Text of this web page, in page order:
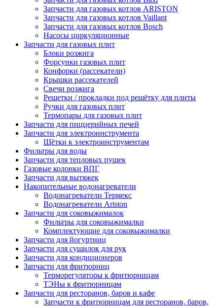
Запчасти для газовых котлов ARISTON
Запчасти для газовых котлов Vaillant
Запчасти для газовых котлов Bosch
Насосы циркуляционные
Запчасти для газовых плит
Блоки розжига
Форсунки газовых плит
Конфорки (рассекатели)
Крышки рассекателей
Свечи розжига
Решетки / прокладки под решётку для плиты
Ручки для газовых плит
Термопары для газовых плит
Запчасти для пиццерийных печей
Запчасти для электроинструмента
Щётки к электроинструментам
Фильтры для воды
Запчасти для тепловых пушек
Газовые колонки ВПГ
Запчасти для вытяжек
Накопительные водонагреватели
Водонагреватели Термекс
Водонагреватели Ariston
Запчасти для соковыжималок
Фильтры для соковыжималки
Комплектующие для соковыжималки
Запчасти для йогуртниц
Запчасти для сушилок для рук
Запчасти для кондиционеров
Запчасти для фритюрниц
Терморегуляторы к фритюрницам
ТЭНы к фритюрницам
Запчасти для ресторанов, баров и кафе
Запчасти к фритюрницам для ресторанов, баров,